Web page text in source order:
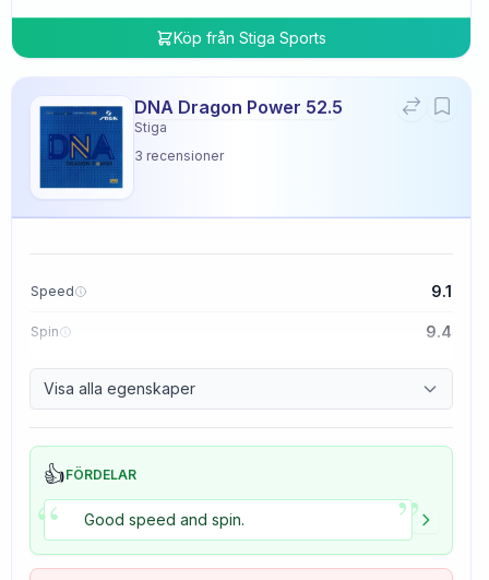
Köp från Stiga Sports
DNA Dragon Power 52.5
Stiga
3 recensioner
Speed 9.1
Spin 9.4
Control 8.5
Tackiness 5.0
Visa alla egenskaper
👍FÖRDELAR
“ Good speed and spin. ”